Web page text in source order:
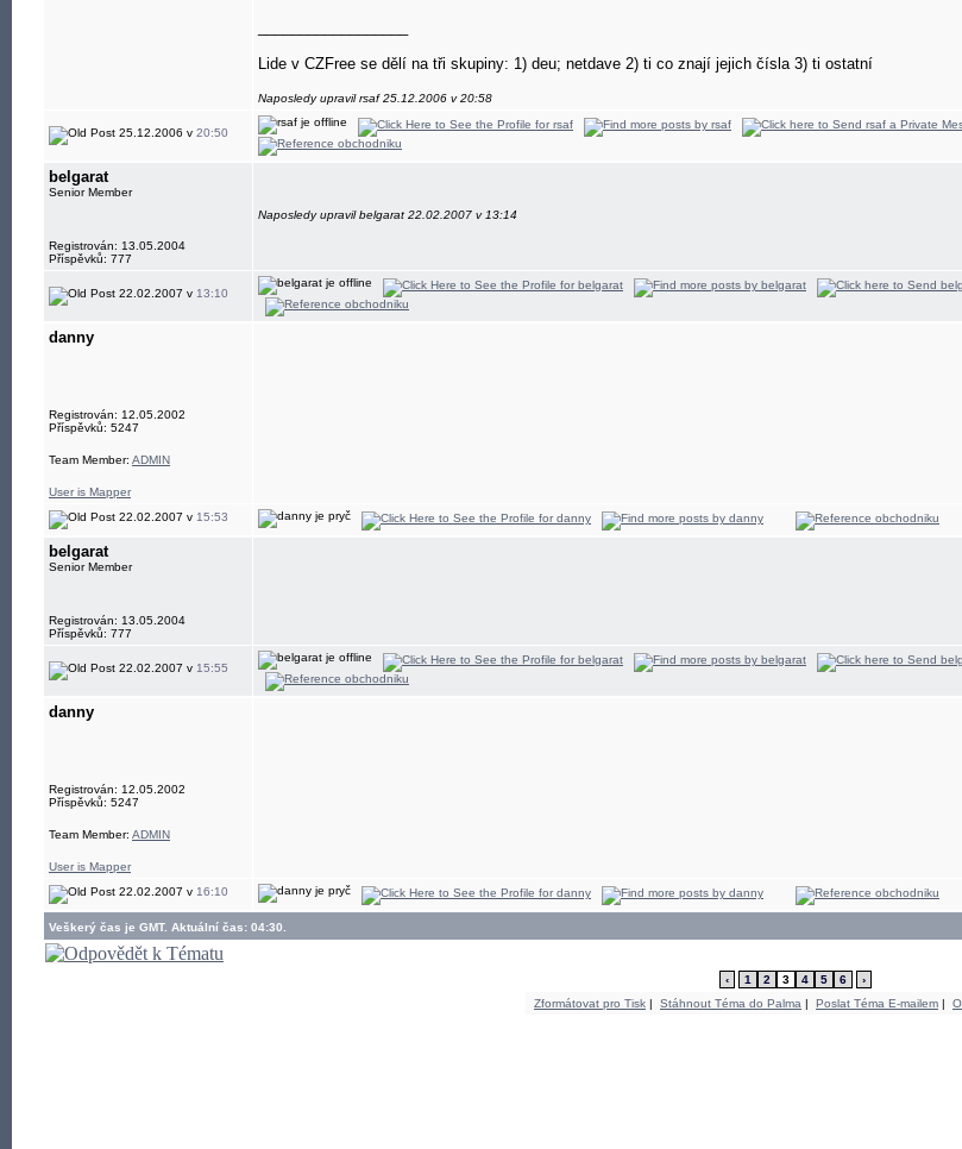
Lide v CZFree se dělí na tři skupiny: 1) deu; netdave 2) ti co znají jejich čísla 3) ti ostatní
Naposledy upravil rsaf 25.12.2006 v 20:58
25.12.2006 v 20:50
belgarat
Senior Member
Registrován: 13.05.2004
Příspěvků: 777
Naposledy upravil belgarat 22.02.2007 v 13:14
22.02.2007 v 13:10
danny
Registrován: 12.05.2002
Příspěvků: 5247
Team Member: ADMIN
User is Mapper
22.02.2007 v 15:53
belgarat
Senior Member
Registrován: 13.05.2004
Příspěvků: 777
22.02.2007 v 15:55
danny
Registrován: 12.05.2002
Příspěvků: 5247
Team Member: ADMIN
User is Mapper
22.02.2007 v 16:10
Veškerý čas je GMT. Aktuální čas: 04:30.
‹ 1 2 3 4 5 6
›
Zformátovat pro Tisk | Stáhnout Téma do Palma | Poslat Téma E-mailem |